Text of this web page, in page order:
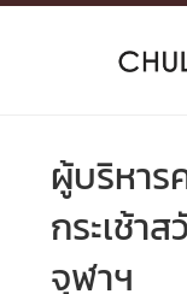
Skip
ผู้บริหา
กระเช้า
จุฬาฯ